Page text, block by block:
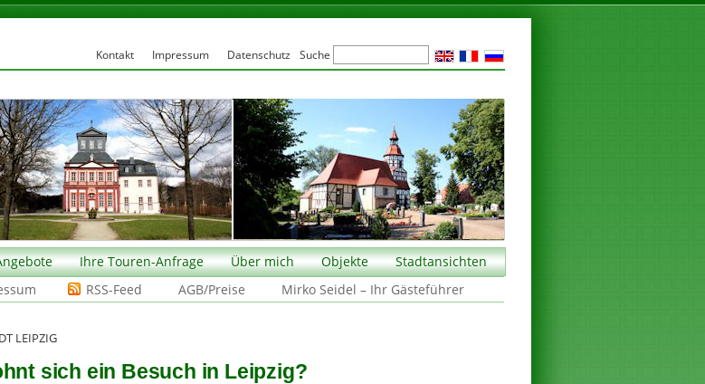
Ihre Touren-Anfrage Über mich Objekte
Stadtansichten
RSS-Feed AGB/Preise Mirko Seidel – Ihr Gästeführer
LEIPZIG
sich ein Besuch in Leipzig?
Kontakt Impressum Datenschutz Suche